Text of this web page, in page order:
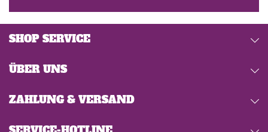
SHOP SERVICE
ÜBER UNS
ZAHLUNG & VERSAND